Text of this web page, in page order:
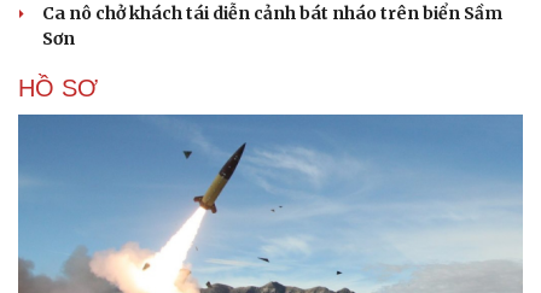
Ca nô chở khách tái diễn cảnh bát nháo trên biển Sầm
Sơn
HỒ SƠ